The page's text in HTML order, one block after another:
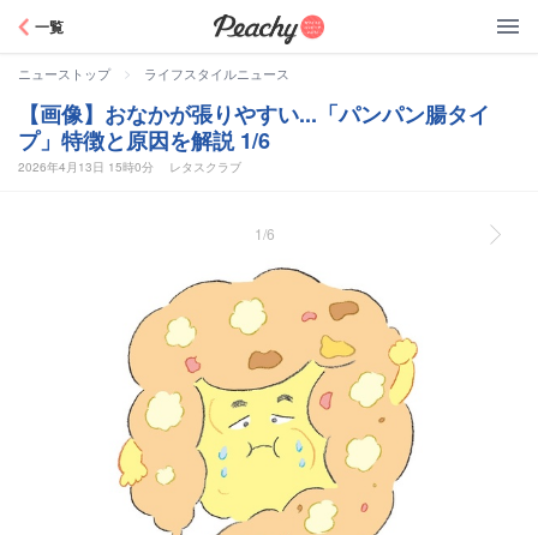
一覧
ニューストップ > ライフスタイルニュース
【画像】おなかが張りやすい...「パンパン腸タイ
プ」特徴と原因を解説 1/6
2026年4月13日 15時0分 レタスクラブ
1/6